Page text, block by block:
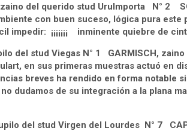
del querido stud UruImporta N° 2
con buen suceso, lógica pura este
impedir: ¡¡¡¡¡¡¡ inminente quiebre de
del stud Viegas N° 1 GARMISCH,
en sus primeras muestras actuó en
breves ha rendido en forma notable
dudamos de su integración a la plana
del stud Virgen del Lourdes N° 7